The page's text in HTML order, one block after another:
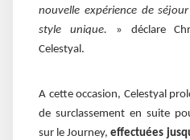
nouvelle expérience de
style unique. » déclare
Celestyal.
A cette occasion, Celestyal
de surclassement en suite
sur le Journey,effectuées